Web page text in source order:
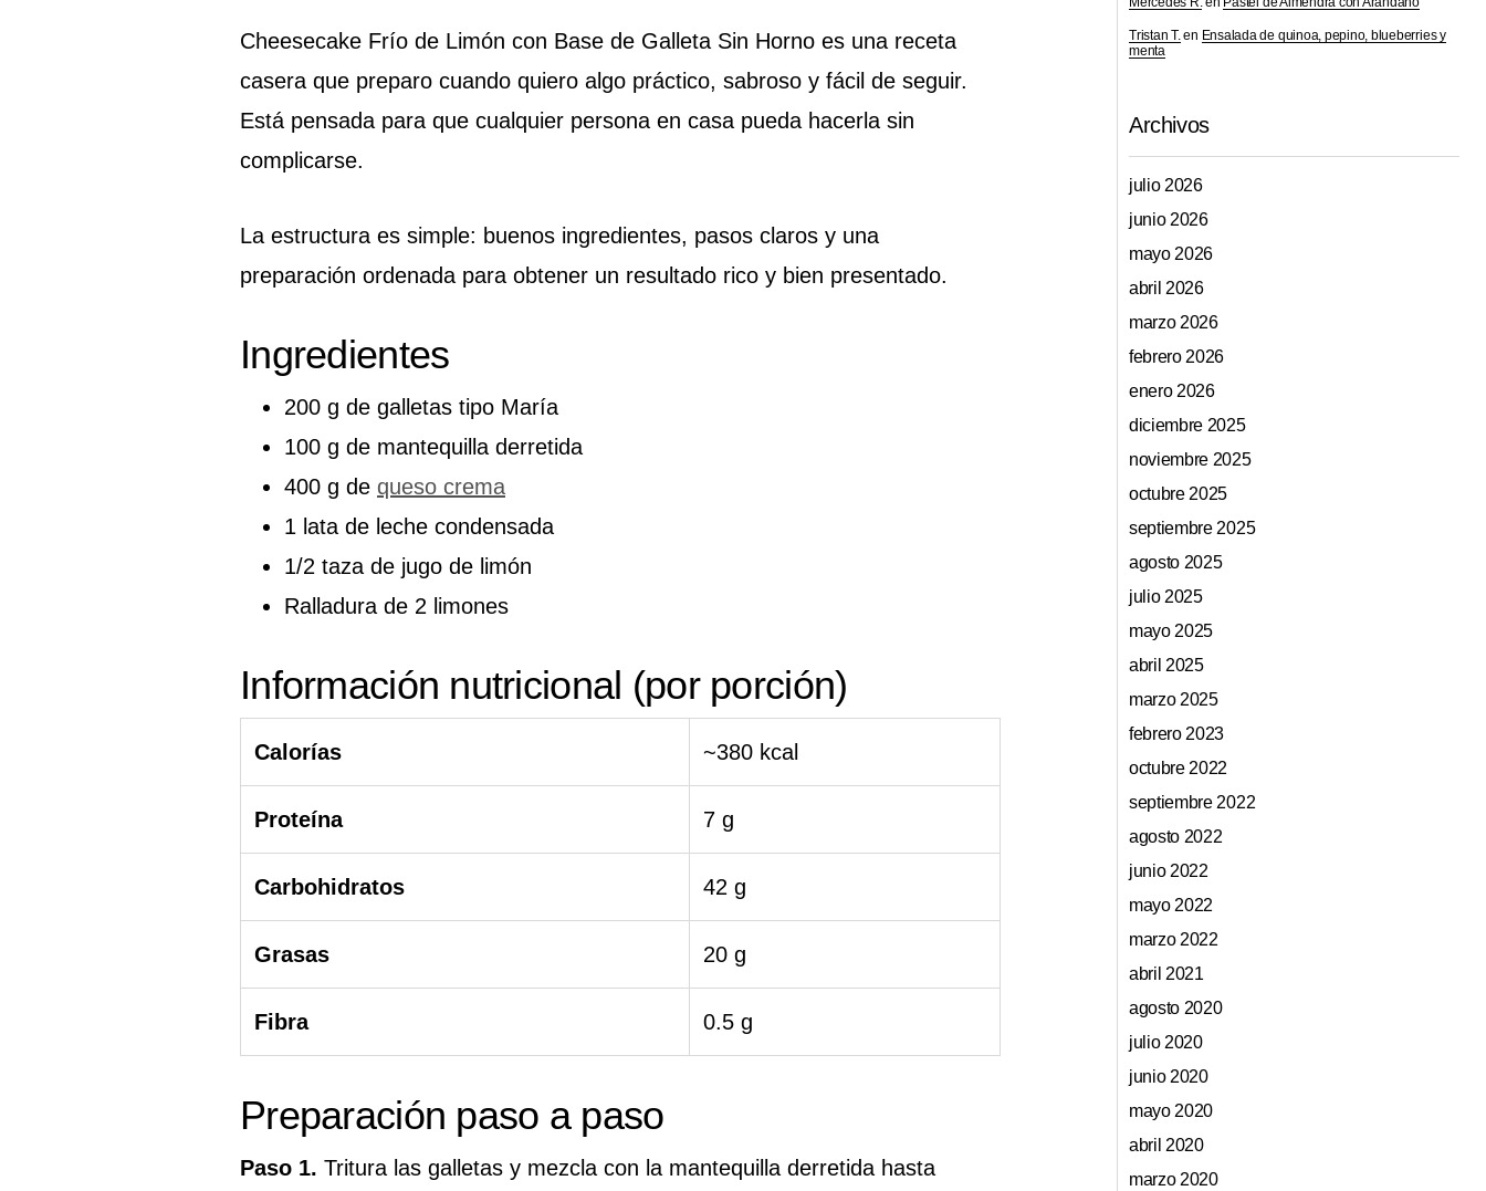
Cheesecake Frío de Limón con Base de Galleta Sin Horno es una receta
casera que preparo cuando quiero algo práctico, sabroso y fácil de seguir.
Está pensada para que cualquier persona en casa pueda hacerla sin
complicarse.
La estructura es simple: buenos ingredientes, pasos claros y una
preparación ordenada para obtener un resultado rico y bien presentado.
Ingredientes
200 g de galletas tipo María
100 g de mantequilla derretida
400 g de queso crema
1 lata de leche condensada
1/2 taza de jugo de limón
Ralladura de 2 limones
Información nutricional (por porción)
Calorías ~380 kcal
Proteína 7 g
Carbohidratos 42 g
Grasas 20 g
Fibra 0.5 g
Preparación paso a paso
Paso 1. Tritura las galletas y mezcla con la mantequilla derretida hasta
Tristan T.en Ensalada de quinoa, pepino, blueberries y
menta
Archivos
julio 2026
junio 2026
mayo 2026
abril 2026
marzo 2026
febrero 2026
enero 2026
diciembre 2025
noviembre 2025
octubre 2025
septiembre 2025
agosto 2025
julio 2025
mayo 2025
abril 2025
marzo 2025
febrero 2023
octubre 2022
septiembre 2022
agosto 2022
junio 2022
mayo 2022
marzo 2022
abril 2021
agosto 2020
julio 2020
junio 2020
mayo 2020
abril 2020
marzo 2020